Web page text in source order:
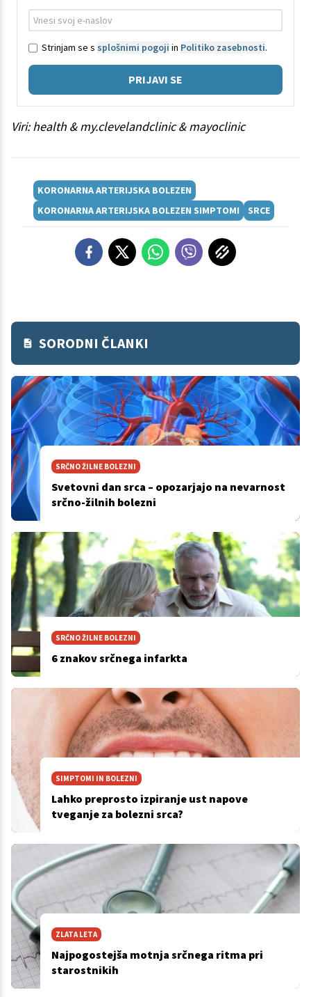
Strinjam se s splošnimi pogoji in Politiko zasebnosti.
PRIJAVI SE
Viri: health & my.clevelandclinic & mayoclinic
KORONARNA ARTERIJSKA BOLEZEN
KORONARNA ARTERIJSKA BOLEZEN SIMPTOMI
SRCE
SORODNI ČLANKI
SRČNO ŽILNE BOLEZNI
Svetovni dan srca – opozarjajo na nevarnost
srčno-žilnih bolezni
SRČNO ŽILNE BOLEZNI
6 znakov srčnega infarkta
SIMPTOMI IN BOLEZNI
Lahko preprosto izpiranje ust napove
tveganje za bolezni srca?
ZLATA LETA
Najpogostejša motnja srčnega ritma pri
starostnikih